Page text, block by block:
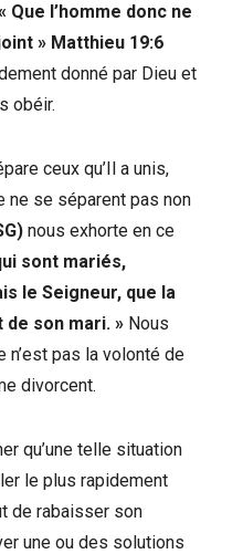
Que l’homme donc ne
» Matthieu 19:6
donné par Dieu et
obéir.
ceux qu’Il a unis,
ne se séparent pas non
nous exhorte en ce
sont mariés,
le Seigneur, que la
son mari. » Nous
n’est pas la volonté de
divorcent.
qu’une telle situation
le plus rapidement
de rabaisser son
une ou des solutions